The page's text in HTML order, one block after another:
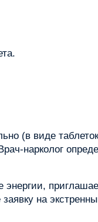
(в виде
нарколог
на